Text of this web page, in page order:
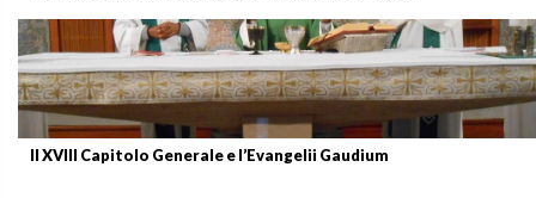
Il XVIII Capitolo Generale e l’Evangelii Gaudium